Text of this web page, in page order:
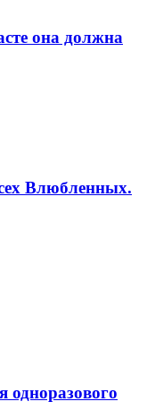
она должна
Влюбленных.
одноразового